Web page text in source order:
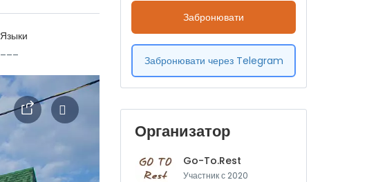
Языки
Забронювати
Забронювати через Telegram
Организатор
Go-To.Rest
Участник с 2020